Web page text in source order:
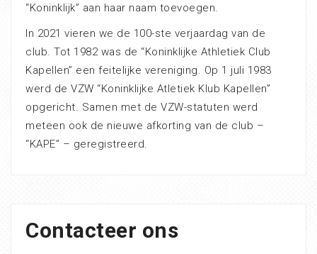
“Koninklijk” aan haar naam toevoegen.
In 2021 vieren we de 100-ste verjaardag van de
club. Tot 1982 was de “Koninklijke Athletiek Club
Kapellen” een feitelijke vereniging. Op 1 juli 1983
werd de VZW “Koninklijke Atletiek Klub Kapellen”
opgericht. Samen met de VZW-statuten werd
meteen ook de nieuwe afkorting van de club –
“KAPE” – geregistreerd.
Contacteer ons